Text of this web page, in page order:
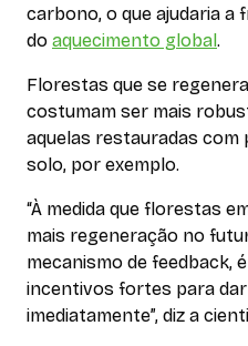
carbono, o que ajudaria a
do aquecimento global.
Florestas que se
costumam ser mais
aquelas restauradas com
solo, por exemplo.
“À medida que florestas
mais regeneração no
mecanismo de feedback,
incentivos fortes para
imediatamente”, diz a